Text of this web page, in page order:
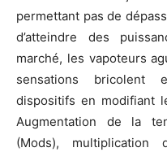
permettant pas de
d’atteindre des
marché, les vapoteurs
sensations bricolent
dispositifs en modifiant
Augmentation de la
(Mods), multiplication